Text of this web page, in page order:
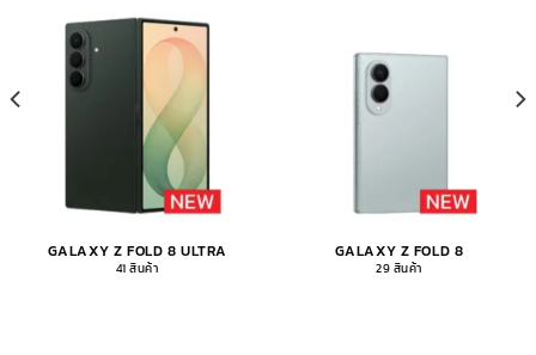
GALAXY Z FOLD 8 ULTRA
41 สินค้า
GALAXY Z FOLD 8
29 สินค้า